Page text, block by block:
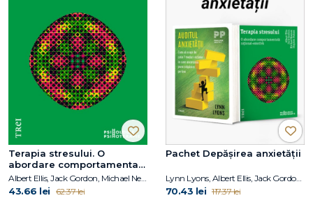
Terapia stresului. O
abordare comportamentală
rațional-emotivă
Albert Ellis, Jack Gordon, Michael Neenan, Stephen Palmer
43.66 lei 62.37 lei
Pachet Depășirea anxietății
Lynn Lyons, Albert Ellis, Jack Gordon, Michael Neenan, Stephen Palmer
70.43 lei 117.37 lei